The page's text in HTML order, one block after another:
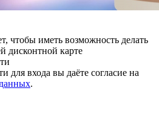
чтобы иметь возможность делать
дисконтной карте
для входа вы даёте согласие на
.